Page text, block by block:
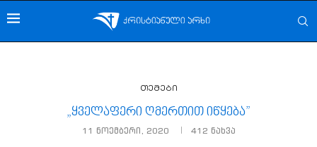
თემები
„ყველაფერი ღმერთით იწყება”
11 ნოემბერი, 2020 412 ნახვა